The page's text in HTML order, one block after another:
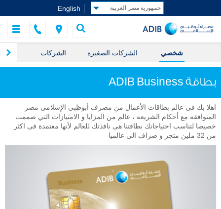
English
الشركات الشركات الصغيرة شخصي
بطاقة ADIB Business
اهلا بك فى عالم بطاقات الأعمال من مصرف أبوظبى الإسلامى مصر
المتوافقه مع أحكام الشريعه ، عالم من المزايا و الامتيازات التي صممت
خصيصا لتناسب احتياجاتك بطاقتنا هى نافذتك للعالم لأنها معتمدة فى اكثر
من 32 ملين متجر و صراف الى عالميا